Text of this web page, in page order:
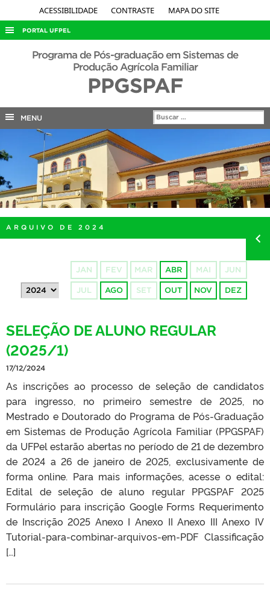
ACESSIBILIDADE CONTRASTE MAPA DO SITE
PORTAL UFPEL
ACESSO À INFORMAÇÃO
EDITAIS
INTERNACIONAL
OUVIDORIA
PORTARIAS
Programa de Pós-graduação em Sistemas de
Produção Agrícola Familiar
PPGSPAF
MENU
ARQUIVO DE 2024
JAN FEV MAR ABR MAI JUN
JUL AGO SET OUT NOV DEZ
SELEÇÃO DE ALUNO REGULAR
(2025/1)
17/12/2024
As inscrições ao processo de seleção de candidatos
para ingresso, no primeiro semestre de 2025, no
Mestrado e Doutorado do Programa de Pós-Graduação
em Sistemas de Produção Agrícola Familiar (PPGSPAF)
da UFPel estarão abertas no período de 21 de dezembro
de 2024 a 26 de janeiro de 2025, exclusivamente de
forma online. Para mais informações, acesse o edital:
Edital de seleção de aluno regular PPGSPAF 2025
Formulário para inscrição Google Forms Requerimento
de Inscrição 2025 Anexo I Anexo II Anexo III Anexo IV
Tutorial-para-combinar-arquivos-em-PDF Classificação
[…]